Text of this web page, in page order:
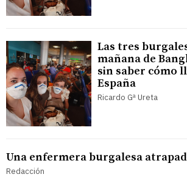
Las tres
mañana de
sin saber cómo
España
Ricardo Gª Ureta
Una enfermera burgalesa
Redacción